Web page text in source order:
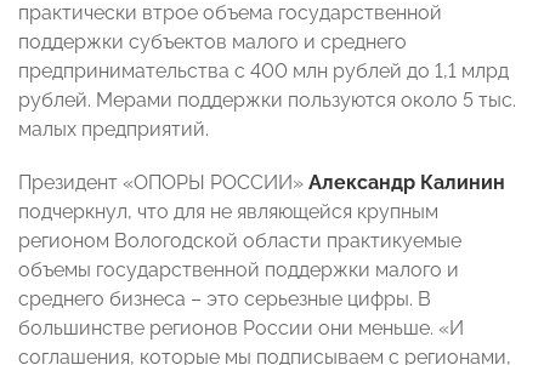
практически втрое объема государственной
поддержки субъектов малого и среднего
предпринимательства с 400 млн рублей до 1,1 млрд
рублей. Мерами поддержки пользуются около 5 тыс.
малых предприятий.
Президент «ОПОРЫ РОССИИ» Александр Калинин
подчеркнул, что для не являющейся крупным
регионом Вологодской области практикуемые
объемы государственной поддержки малого и
среднего бизнеса – это серьезные цифры. В
большинстве регионов России они меньше. «И
соглашения, которые мы подписываем с регионами,